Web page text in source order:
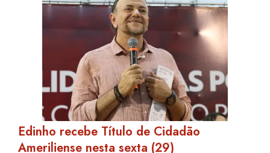
Edinho recebe Título de Cidadão
Ameriliense nesta sexta (29)